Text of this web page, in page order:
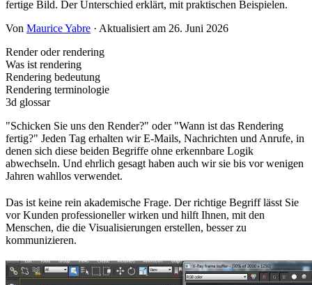
fertige Bild. Der Unterschied erklärt, mit praktischen Beispielen.
Von Maurice Yabre · Aktualisiert am 26. Juni 2026
Render oder rendering
Was ist rendering
Rendering bedeutung
Rendering terminologie
3d glossar
"Schicken Sie uns den Render?" oder "Wann ist das Rendering
fertig?" Jeden Tag erhalten wir E-Mails, Nachrichten und Anrufe, in
denen sich diese beiden Begriffe ohne erkennbare Logik
abwechseln. Und ehrlich gesagt haben auch wir sie bis vor wenigen
Jahren wahllos verwendet.
Das ist keine rein akademische Frage. Der richtige Begriff lässt Sie
vor Kunden professioneller wirken und hilft Ihnen, mit den
Menschen, die die Visualisierungen erstellen, besser zu
kommunizieren.